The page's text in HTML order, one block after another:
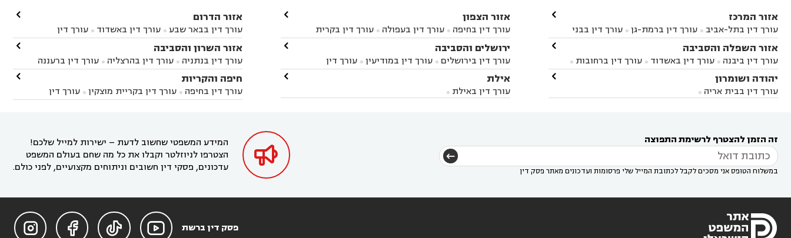
אזור המרכז
עורך דין בתל-אביב  עורך דין ברמת-גן 
עורך דין בבני
ברק עורך דין בפתח תקווה עורך דין בראשון לציון
עורך דין ברחובות עורך דין בנס ציונה
במודיעין
עורך דין בהרצליה עורך דין בחולון
עורך
דין בקרית אונו
אונו
עורך דין בבת ים
דין בשוהם 

אזור השפלה והסביבה
עורך דין ביבנה  עורך דין באשדוד  עורך דין ברחובות 
עורך דין בראשון לציון עורך דין במודיעין
עורך דין
בבאר יעקב
עורך דין בגדרה

יהודה ושומרון
עורך דין בבית אריה 

אזור הצפון
עורך דין בחיפה  עורך דין בעפולה 
עורך דין בקרית
אתא
עורך דין בנהריה עורך דין בראש פינה
עורך דין
בקרית שמונה
עורך דין במושב מגדים
במושב ציפורי
עורך דין בסח'נין עורך דין בעכו
עורך
דין בעמק הירדן
ביאליק
עורך דין במגדל העמק

ירושלים והסביבה
עורך דין בירושלים  עורך דין במודיעין 
עורך דין
בבית-שמש
עורך דין במבשרת ציון עורך דין בגיזו
עורך דין בגבעת זאב
בקרני שומרון  עורך דין בשורש 

אילת
עורך דין באילת 

אזור הדרום
עורך דין בבאר שבע  עורך דין באשדוד 
עורך דין
באשקלון
עורך דין בבאר טוביה עורך דין בגן יבנה
עורך דין בניר הבנים עורך דין בערד
זיקים
עורך דין בנתיבות עורך דין בקרית מלאכי

אזור השרון והסביבה
עורך דין בנתניה  עורך דין בהרצליה  עורך דין ברעננה
עורך דין בחדרה עורך דין בכפר סבא
עורך דין בהוד
השרון
עורך דין באבן יהודה
עורך דין בחריש  עורך דין בקיסריה  עורך דין בקדימה

חיפה והקריות
עורך דין בחיפה  עורך דין בקריית מוצקין 
עורך דין
בקרית מוצקין
עורך דין בקריית אתא
עורך דין


המידע המשפטי שחשוב לדעת – ישירות למייל שלכם!
הצטרפו לניוזלטר וקבלו את כל מה שחם בעולם המשפט
עדכונים, פסקי דין חשובים וניתוחים מקצועיים, לפני כולם.
זה הזמן להצטרף לרשימת התפוצה
במשלוח הטופס אני מסכים לקבל לכתובת המייל שלי פרסומות ועדכונים מאתר פסק דין
פסק דין ברשת 


